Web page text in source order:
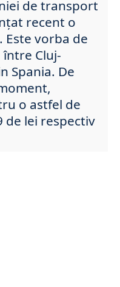
de transport
recent o
vorba de
Cluj-
Spania. De
o astfel de
de lei respectiv